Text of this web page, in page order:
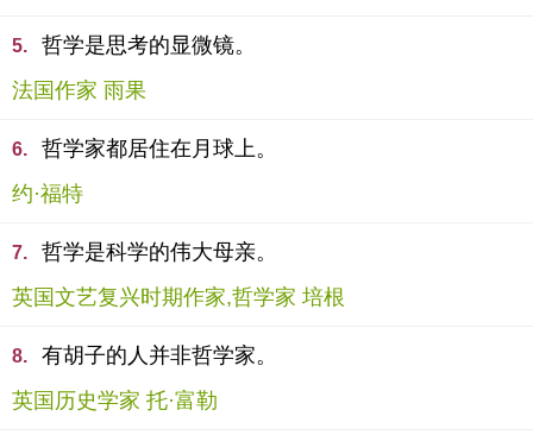
5.
哲学是思考的显微镜。
法国作家 雨果
6.
哲学家都居住在月球上。
约·福特
7.
哲学是科学的伟大母亲。
英国文艺复兴时期作家,哲学家 培根
8.
有胡子的人并非哲学家。
英国历史学家 托·富勒